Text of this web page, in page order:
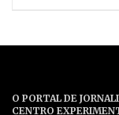
O PORTAL DE
CENTRO